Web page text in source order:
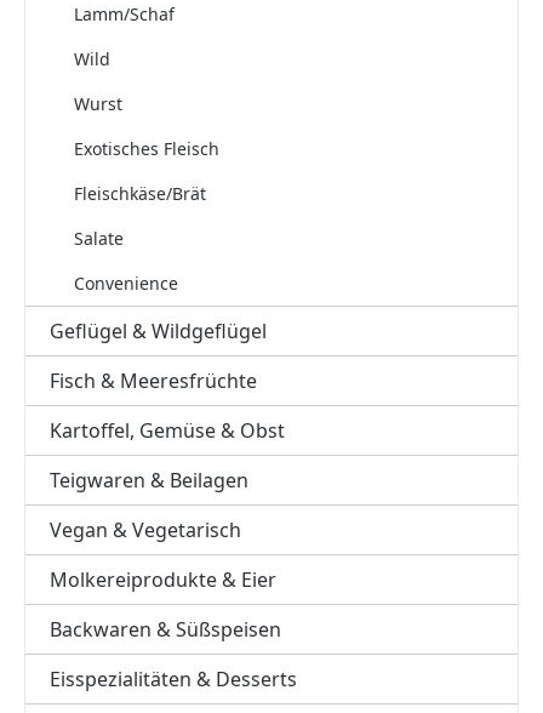
Lamm/Schaf
Wild
Wurst
Exotisches Fleisch
Fleischkäse/Brät
Salate
Convenience
Geflügel & Wildgeflügel
Fisch & Meeresfrüchte
Kartoffel, Gemüse & Obst
Teigwaren & Beilagen
Vegan & Vegetarisch
Molkereiprodukte & Eier
Backwaren & Süßspeisen
Eisspezialitäten & Desserts